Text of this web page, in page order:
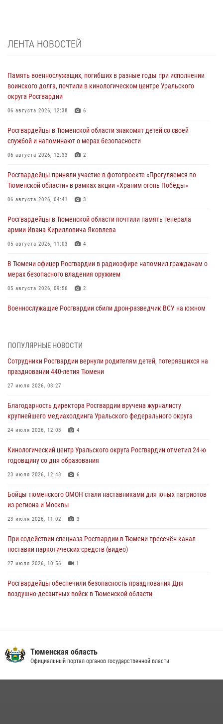
ЛЕНТА НОВОСТЕЙ
Память военнослужащих, погибших в разные годы при исполнении
воинского долга, почтили в кинологическом центре Уральского
округа Росгвардии
06 августа 2026, 12:38 6
Росгвардейцы в Тюменской области знакомят детей со своей
службой и напоминают о мерах безопасности
06 августа 2026, 12:33 2
Росгвардейцы приняли участие в фотопроекте «Прогуляемся по
Тюменской области» в рамках акции «Храним огонь Победы»
06 августа 2026, 04:41 3
Росгвардейцы в Тюменской области почтили память генерала
армии Ивана Кирилловича Яковлева
05 августа 2026, 11:03 4
В Тюмени офицер Росгвардии в радиоэфире напомнил гражданам о
мерах безопасного владения оружием
05 августа 2026, 09:56 2
Военнослужащие Росгвардии сбили дрон-разведчик ВСУ на южном
масштабных спортивных событий на Урале
05 августа 2026, 05:22
виновника ДТП
05 августа 2026, 05:15
труженицу тыла из Тюмени
04 августа 2026, 11:07
условиях в Тюменской области (видео)
04 августа 2026, 06:28
ПОПУЛЯРНЫЕ НОВОСТИ
Сотрудники Росгвардии вернули родителям детей, потерявшихся на
праздновании 440-летия Тюмени
27 июля 2026, 08:27
Благодарность директора Росгвардии вручена журналисту
крупнейшего медиахолдинга Уральского федерального округа
24 июля 2026, 12:03 4
Кинологический центр Уральского округа Росгвардии отметил 24-ю
годовщину со дня образования
23 июля 2026, 12:43 6
Бойцы тюменского ОМОН стали наставниками для юных патриотов
из региона и Москвы
23 июля 2026, 11:02 3
При содействии спецназа Росгвардии в Тюмени пресечён канал
поставки наркотических средств (видео)
27 июля 2026, 10:56 1
Росгвардейцы обеспечили безопасность празднования Дня
воздушно-десантных войск в Тюменской области
10 июля 2026, 11:46 7
Тюменская область
Официальный портал органов государственной власти